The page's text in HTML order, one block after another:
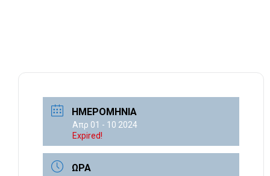
ΗΜΕΡΟΜΗΝΊΑ
Απρ 01 - 10 2024
Expired!
ΏΡΑ